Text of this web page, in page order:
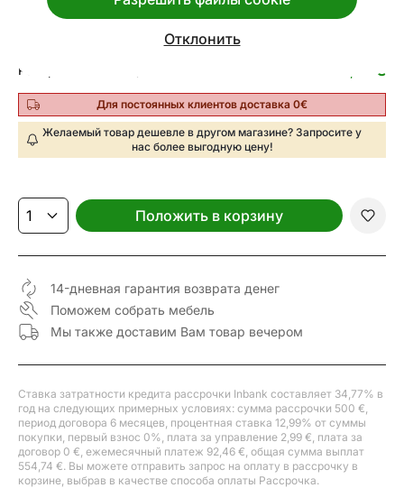
Отклонить
Рассрочка в месяц от €
Для постоянных клиентов доставка 0€
Желаемый товар дешевле в другом магазине? Запросите у
нас более выгодную цену!
Положить в корзину
14-дневная гарантия возврата денег
Поможем собрать мебель
Мы также доставим Вам товар вечером
Ставка затратности кредита рассрочки Inbank составляет 34,77% в
год на следующих примерных условиях: сумма рассрочки 500 €,
период договора 6 месяцев, процентная ставка 12,99% от суммы
покупки, первый взнос 0%, плата за управление 2,99 €, плата за
договор 0 €, ежемесячный платеж 92,46 €, общая сумма выплат
554,74 €. Вы можете отправить запрос на оплату в рассрочку в
корзине, выбрав в качестве способа оплаты Рассрочка.